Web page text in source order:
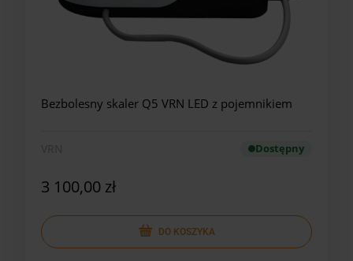
Bezbolesny skaler Q5 VRN LED z pojemnikiem
Dostępny
3 100,00 zł
DO KOSZYKA